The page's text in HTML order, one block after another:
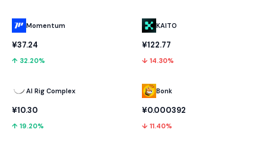
Momentum
¥37.24
↑ 32.20%
AI Rig Complex
¥10.30
↑ 19.20%
KAITO
¥122.77
↓ 14.30%
Bonk
¥0.000392
↓ 11.40%